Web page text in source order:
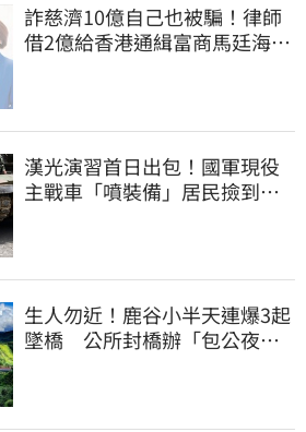
詐慈濟10億自己也被騙！律師
借2億給香港通緝富商馬廷海建
漢光演習首日出包！國軍現役
主戰車「噴裝備」居民撿到零
生人勿近！鹿谷小半天連爆3起
墜橋 公所封橋辦「包公夜